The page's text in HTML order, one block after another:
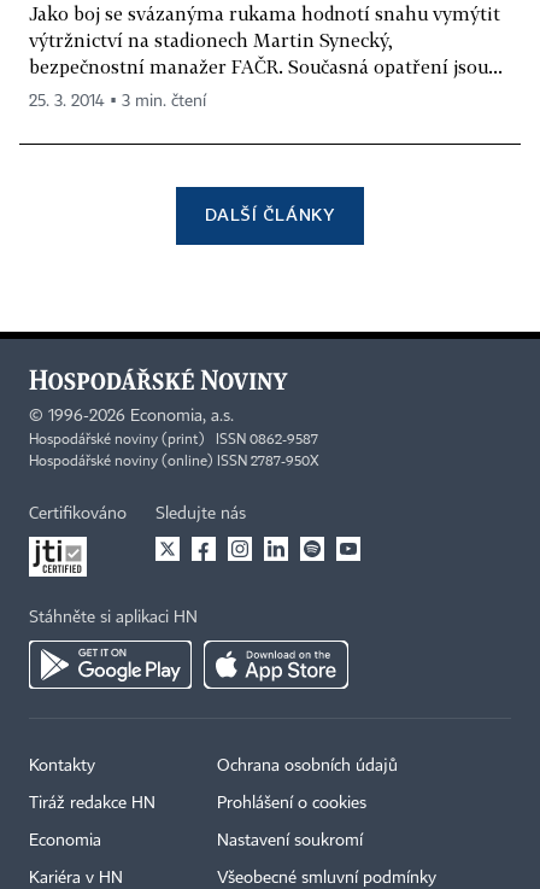
Jako boj se svázanýma rukama hodnotí snahu vymýtit
výtržnictví na stadionech Martin Synecký,
bezpečnostní manažer FAČR. Současná opatření jsou...
25. 3. 2014 ▪ 3 min. čtení
DALŠÍ ČLÁNKY
© 1996-2026 Economia, a.s.
Hospodářské noviny (print) ISSN 0862-9587
Hospodářské noviny (online) ISSN 2787-950X
Certifikováno Sledujte nás
Stáhněte si aplikaci HN
Kontakty
Tiráž redakce HN
Economia
Kariéra v HN
Ochrana osobních údajů
Prohlášení o cookies
Nastavení soukromí
Všeobecné smluvní podmínky